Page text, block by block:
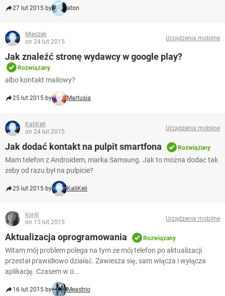
27 lut 2015 by aton
Mieszek
on 24 lut 2015
Urządzenia mobilne
Jak znaleźć stronę wydawcy w google play?
Rozwiązany
albo kontakt mailowy?
25 lut 2015 by Martusia
KaliKeli
on 24 lut 2015
Urządzenia mobilne
Jak dodać kontakt na pulpit smartfona Rozwiązany
Mam telefon z Androidem, marka Samsung. Jak to można dodać tak
żeby od razu był na pulpicie?
25 lut 2015 by KaliKeli
kor@
on 15 lut 2015
Urządzenia mobilne
Aktualizacja oprogramowania Rozwiązany
Witam mój problem polega na tym że mój telefon po aktualizacji
przestał prawidłowo działać. Zawiesza się, sam włącza i wyłącza
aplikację. Czasem w o...
16 lut 2015 by Meastrio